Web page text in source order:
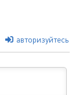
авторизуйтесь